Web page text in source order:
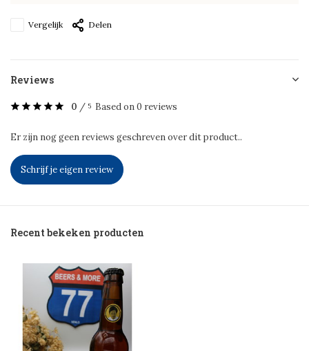
Vergelijk Delen
Reviews
0 / 5 Based on 0 reviews
Er zijn nog geen reviews geschreven over dit product..
Schrijf je eigen review
Recent bekeken producten